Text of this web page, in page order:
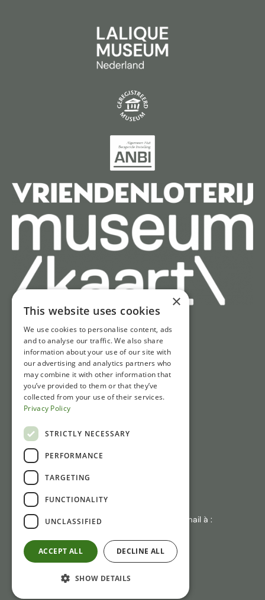
Liens rapides
Horaires d'ouverture
IAccès et Parking
Actualités
Contact
Gasthuisstraat 1
6981 CP Doesburg
+31 (0)313 471410
En cas d'absence de réponse : envoyez un e-mail à :
×
This website uses cookies
We use cookies to personalise content, ads
and to analyse our traffic. We also share
information about your use of our site with
our advertising and analytics partners who
may combine it with other information that
you’ve provided to them or that they’ve
collected from your use of their services.
Privacy Policy
STRICTLY NECESSARY
PERFORMANCE
TARGETING
FUNCTIONALITY
UNCLASSIFIED
ACCEPT ALL DECLINE ALL
SHOW DETAILS